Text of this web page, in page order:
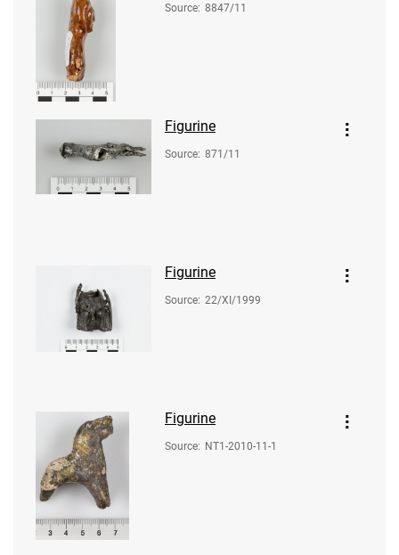
Source: 8847/11
Figurine
Source: 871/11
Figurine
Source: 22/XI/1999
Figurine
Source: NT1-2010-11-1